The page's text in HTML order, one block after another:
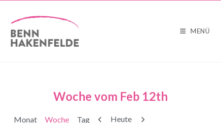
MENÜ
Woche vom Feb 12th
Monat Woche Tag Zurück
Heute Weiter